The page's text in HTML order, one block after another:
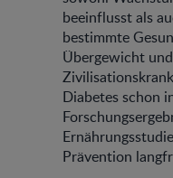
beeinflusst als
bestimmte
Übergewicht
Diabetes schon
Prävention